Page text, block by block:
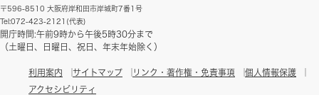
〒596-8510 大阪府岸和田市岸城町7番1号
Tel:072-423-2121(代表)
開庁時間:午前9時から午後5時30分まで
（土曜日、日曜日、祝日、年末年始除く）
利用案内 サイトマップ リンク・著作権・免責事項
個人情報保護
アクセシビリティ